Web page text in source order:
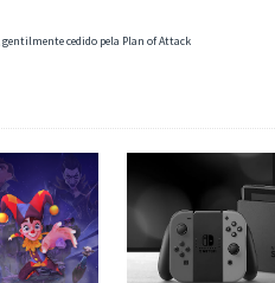
cedido pela Plan of Attack